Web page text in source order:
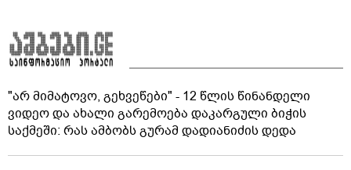
"არ მიმატოვო, გეხვეწები" - 12 წლის წინანდელი
ვიდეო და ახალი გარემოება დაკარგული ბიჭის
საქმეში: რას ამბობს გურამ დადიანიძის დედა